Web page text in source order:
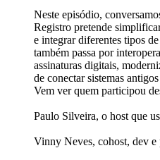
Neste episódio,
Registro pretende
e integrar diferentes tipos
também passa por
assinaturas digitais,
de conectar sistemas
Vem ver quem participou
Paulo Silveira, o host que
Vinny Neves, cohost, dev e